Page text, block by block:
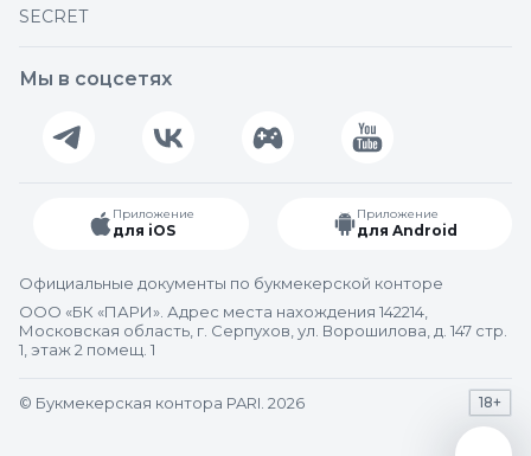
SECRET
Мы в соцсетях
Приложение
для iOS
Приложение
для Android
Официальные документы по букмекерской конторе
ООО «БК «ПАРИ». Адрес места нахождения 142214,
Московская область, г. Серпухов, ул. Ворошилова, д. 147 стр.
1, этаж 2 помещ. 1
© Букмекерская контора PARI. 2026 18+